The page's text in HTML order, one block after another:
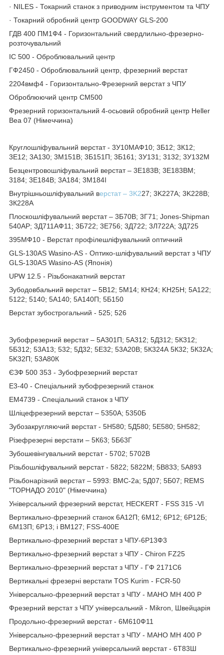
· NILES - Токарний станок з приводним інструментом та ЧПУ
· Токарний обробний центр GOODWAY GLS-200
ГДВ 400 ПМ1Ф4 - Горизонтальний свердлильно-фрезерно-
розточувальний
ІС 500 - Оброблювальний центр
ГФ2450 - Оброблювальний центр, фрезерний верстат
2204вмф4 - Горизонтально-Фрезерний верстат з ЧПУ
Оброблюючий центр СМ500
Фрезерний горизонтальний 4-осьовий обробний центр Heller
Bea 07 (Німеччина)
Круглошліфувальний верстат - 3У10МАФ10; 3Б12; 3К12;
3Е12; 3А130; 3М151В; 3Б151П; 3Б161; 3У131; 3132; 3У132М
Безцентровошліфувальний верстат – 3Е183В; 3Е183ВМ;
3184; 3Е184В; 3А184; 3М184І
Внутрішньошліфувальний верстат – 3K227; 3K227A; 3K228B;
3К228А
Плоскошліфувальний верстат – 3Б70В; 3Г71; Jones-Shipman
540AP; 3Д711АФ11; 3Б722; 3Е756; 3Д722; 3Л722А; 3Д725
395МФ10 - Верстат профілешліфувальний оптичний
GLS-130AS Wasino-AS - Оптико-шліфувальний верстат з ЧПУ
GLS-130AS Wasino-AS (Японія)
UPW 12.5 - Різьбонакатний верстат
Зубодовбальний верстат – 5В12; 5М14; КН24; KH25H; 5А122;
5122; 5140; 5A140; 5А140П; 5Б150
Верстат зубострогальний - 525; 526
Зубофрезерний верстат – 5A301П; 5А312; 5Д312; 5К312;
5Б312; 53А13; 532; 5Д32; 5Е32; 53A20B; 5К324А 5К32; 5К32А;
5K32П; 53А80К
ЄЗФ 500 353 - Зубофрезерний верстат
Е3-40 - Спеціальний зубофрезерний станок
ЕМ4739 - Спеціальний станок з ЧПУ
Шліцефрезерний верстат – 5350А; 5350Б
Зубозакругляючий верстат - 5H580; 5Д580; 5Е580; 5H582;
Різефрезерні верстати – 5К63; 5Б63Г
Зубошевiнгувальний верстат - 5702; 5702B
Різьбошліфувальний верстат - 5822; 5822М; 5B833; 5A893
Різьбонарізний верстат – 5993: ВМС-2а; 5Д07; 5Б07; REMS
"ТОРНАДО 2010" (Німеччина)
Універсальний фрезерний верстат, HECKERT - FSS 315 -VI
Вертикально-фрезерний станок 6А12П; 6М12; 6Р12; 6Р12Б;
6М13П; 6Р13; і ВМ127; FSS-400Е
Вертикально-фрезерний верстат з ЧПУ-6Р13Ф3
Вертикально-фрезерний верстат з ЧПУ - Chiron FZ25
Вертикально-фрезерний верстат з ЧПУ - ГФ 2171С6
Вертикальні фрезерні верстати TOS Kurim - FCR-50
Універсально-фрезерний верстат з ЧПУ - MAHO MH 400 P
Фрезерний верстат з ЧПУ універсальний - Mikron, Швейцарія
Продольно-фрезерний верстат - 6М610Ф11
Універсально-фрезерний верстат з ЧПУ - MAHO MH 400 P
Вертикально-фрезерний універсальний верстат - 6Т83Ш